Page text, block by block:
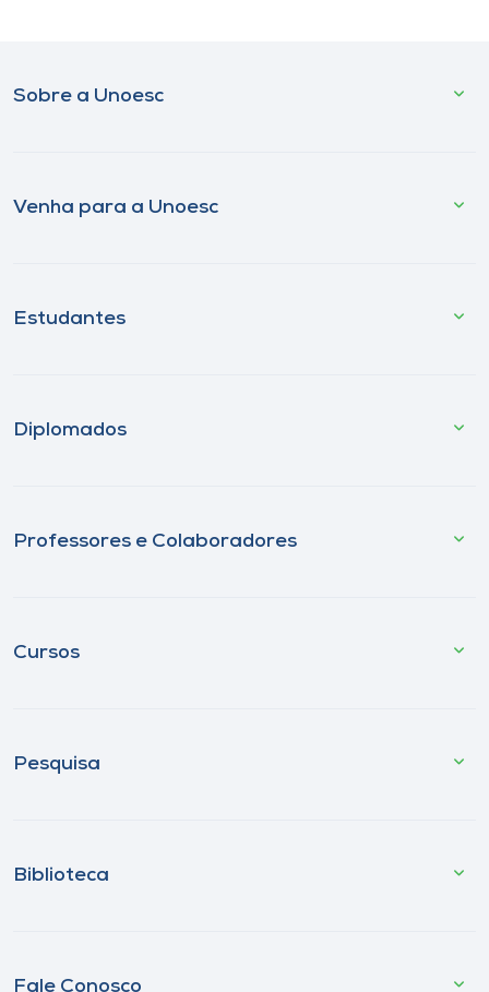
Sobre a Unoesc
Venha para a Unoesc
Estudantes
Diplomados
Professores e Colaboradores
Cursos
Pesquisa
Biblioteca
Fale Conosco